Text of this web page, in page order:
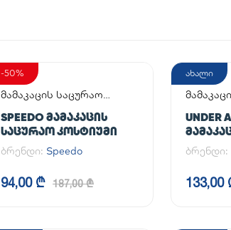
-50%
მამაკაცის საცურაო
SPEEDO ᲛᲐᲛᲐᲙᲐᲪᲘᲡ
ᲡᲐᲪᲣᲠᲐᲝ ᲙᲝᲡᲢᲘᲣᲛᲘ
ბრენდი: Speedo
94,00 ₾ 187,00 ₾
ახალი
UNDER
ბრენდი:
133,00